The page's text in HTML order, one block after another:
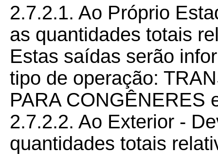
2.7.2.1. Ao Próprio
as quantidades totais
Estas saídas serão
tipo de operação:
PARA CONGÊNERES
2.7.2.2. Ao Exterior -
quantidades totais